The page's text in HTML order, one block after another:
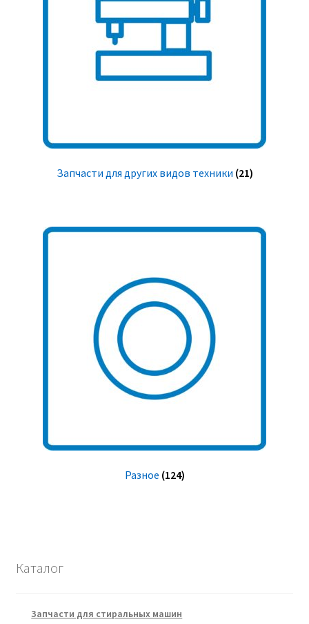
Запчасти для других видов техники (21)
Разное (124)
Каталог
Запчасти для стиральных машин